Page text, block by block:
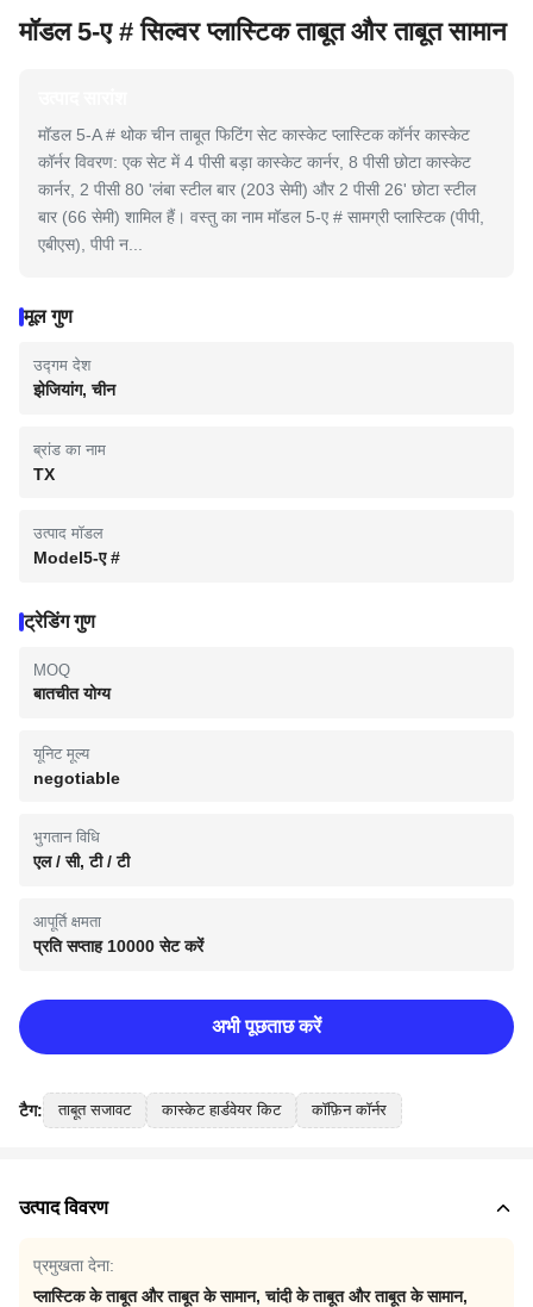
मॉडल 5-ए # सिल्वर प्लास्टिक ताबूत और ताबूत सामान
मॉडल 5-A # थोक चीन ताबूत फिटिंग सेट कास्केट प्लास्टिक कॉर्नर कास्केट
कॉर्नर विवरण: एक सेट में 4 पीसी बड़ा कास्केट कार्नर, 8 पीसी छोटा कास्केट
कार्नर, 2 पीसी 80 'लंबा स्टील बार (203 सेमी) और 2 पीसी 26' छोटा स्टील
बार (66 सेमी) शामिल हैं। वस्तु का नाम मॉडल 5-ए # सामग्री प्लास्टिक (पीपी,
एबीएस), पीपी न...
मूल गुण
उद्गम देश
झेजियांग, चीन
ब्रांड का नाम
TX
उत्पाद मॉडल
Model5-ए #
ट्रेडिंग गुण
MOQ
बातचीत योग्य
यूनिट मूल्य
negotiable
भुगतान विधि
एल / सी, टी / टी
आपूर्ति क्षमता
प्रति सप्ताह 10000 सेट करें
अभी पूछताछ करें
टैग: ताबूत सजावट कास्केट हार्डवेयर किट कॉफ़िन कॉर्नर
उत्पाद विवरण
प्रमुखता देना:
प्लास्टिक के ताबूत और ताबूत के सामान,चांदी के ताबूत और ताबूत के सामान,